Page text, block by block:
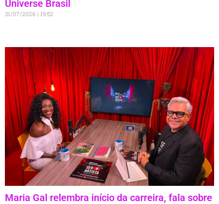
Universe Brasil
31/07/2026 19:52
Maria Gal relembra início da carreira, fala sobre